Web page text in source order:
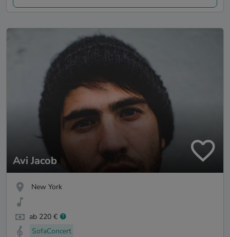
Avi Jacob
New York
ab 220 €
SofaConcert